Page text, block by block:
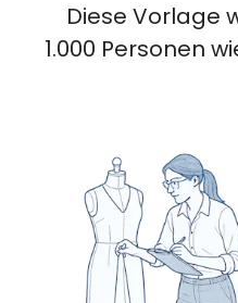
Diese Vorlage
1.000 Personen